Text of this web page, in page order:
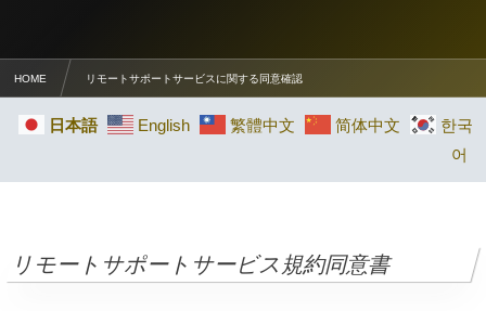
HOME リモートサポートサービスに関する同意確認
日本語 English 繁體中文 简体中文
한국
어
リモートサポートサービス規約同意書